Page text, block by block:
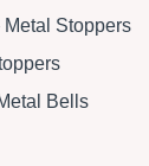
Stoppers
Bells